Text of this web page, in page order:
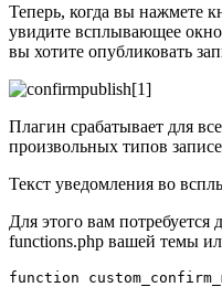
Теперь, когда вы нажмете
увидите всплывающее
вы хотите опубликовать
Плагин срабатывает для
произвольных типов
Текст уведомления во
Для этого вам
functions.php вашей темы
function